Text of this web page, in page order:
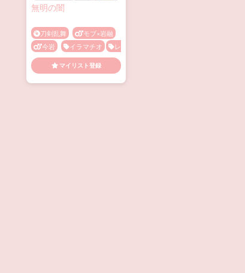
無明の闇
刀剣乱舞
モブ×岩融
今岩
イラマチオ
レ
イプ
乳首責め 拘束
マイリスト登録